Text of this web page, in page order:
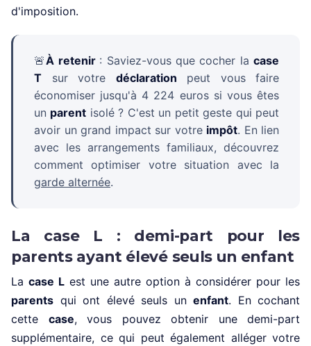
d'imposition.
🚨À retenir : Saviez-vous que cocher la case
T sur votre déclaration peut vous faire
économiser jusqu'à 4 224 euros si vous êtes
un parent isolé ? C'est un petit geste qui peut
avoir un grand impact sur votre impôt. En lien
avec les arrangements familiaux, découvrez
comment optimiser votre situation avec la
garde alternée.
La case L : demi-part pour les
parents ayant élevé seuls un enfant
La case L est une autre option à considérer pour les
parents qui ont élevé seuls un enfant. En cochant
cette case, vous pouvez obtenir une demi-part
supplémentaire, ce qui peut également alléger votre